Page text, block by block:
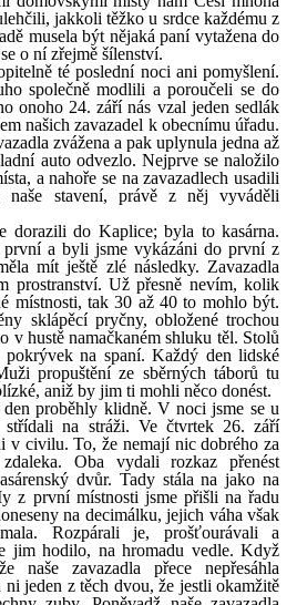
jakkoli těžko u srdce každému z
musela být nějaká paní vytažena do
o ní zřejmě šílenství.
té poslední noci ani pomyšlení.
společně modlili a poroučeli se do
onoho 24. září nás vzal jeden sedlák
našich zavazadel k obecnímu úřadu.
zvážena a pak uplynula jedna až
auto odvezlo. Nejprve se naložilo
a nahoře se na zavazadlech usadili
stavení, právě z něj vyváděli
dorazili do Kaplice; byla to kasárna.
a byli jsme vykázáni do první z
mít ještě zlé následky. Zavazadla
prostranství. Už přesně nevím, kolik
místnosti, tak 30 až 40 to mohlo být.
sklápěcí pryčny, obložené trochou
v hustě namačkaném shluku těl. Stolů
na spaní. Každý den lidské
propuštění ze sběrných táborů tu
aniž by jim ti mohli něco donést.
proběhly klidně. V noci jsme se u
střídali na stráži. Ve čtvrtek 26. září
v civilu. To, že nemají nic dobrého za
Oba vydali rozkaz přenést
dvůr. Tady stála na jako na
z první místnosti jsme přišli na řadu
na decimálku, jejich váha však
Rozpárali je, prošťourávali a
jim hodilo, na hromadu vedle. Když
naše zavazadla přece nepřesáhla
jeden z těch dvou, že jestli okamžitě